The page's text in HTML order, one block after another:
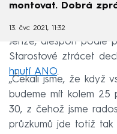
montovat. Dobrá
13. čvc 2021, 11:32
Jenže, alespoň podle
Starostové ztrácet
hnutí ANO.
„Čekali jsme, že když
budeme mít kolem 25
30, z čehož jsme
průzkumů jde totiž tak